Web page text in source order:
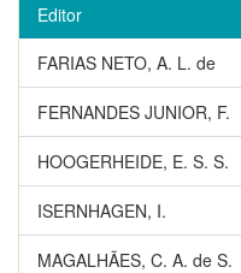
Editor
FARIAS NETO, A. L. de
FERNANDES JUNIOR, F.
HOOGERHEIDE, E. S. S.
ISERNHAGEN, I.
MAGALHÃES, C. A. de S.